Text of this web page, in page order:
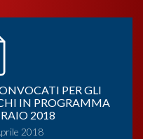
PER GLI
IN PROGRAMMA
2018
2018